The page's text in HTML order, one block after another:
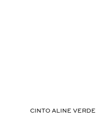
CINTO ALINE VERDE